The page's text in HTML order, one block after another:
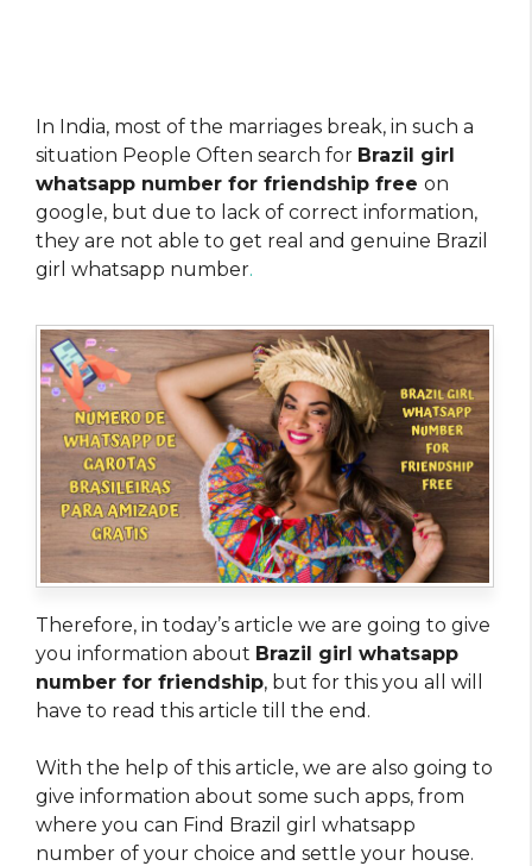
In India, most of the marriages break, in such a
situation People Often search for Brazil girl
whatsapp number for friendship free on
google, but due to lack of correct information,
they are not able to get real and genuine Brazil
girl whatsapp number.
Therefore, in today’s article we are going to give
you information about Brazil girl whatsapp
number for friendship, but for this you all will
have to read this article till the end.
With the help of this article, we are also going to
give information about some such apps, from
where you can Find Brazil girl whatsapp
number of your choice and settle your house.